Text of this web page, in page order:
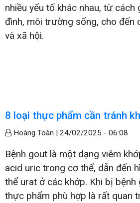
nhiều yếu tố khác nhau, từ cách
đình, môi trường sống, cho đến
và xã hội.
8 loại thực phẩm cần tránh
Hoàng Toàn | 24/02/2025 - 06:08
Bệnh gout là một dạng viêm
acid uric trong cơ thể, dẫn đến
thể urat ở các khớp. Khi bị bệnh
thực phẩm phù hợp là rất quan